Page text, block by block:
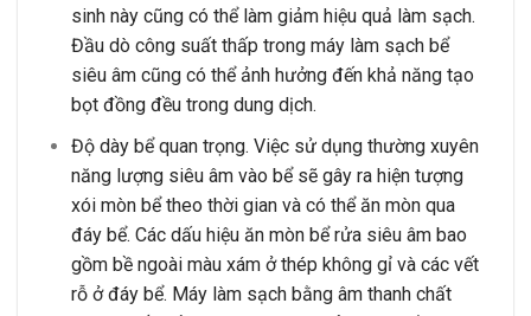
sinh này cũng có thể làm giảm hiệu quả làm sạch.
Đầu dò công suất thấp trong máy làm sạch bể
siêu âm cũng có thể ảnh hưởng đến khả năng tạo
bọt đồng đều trong dung dịch.
Độ dày bể quan trọng. Việc sử dụng thường xuyên
năng lượng siêu âm vào bể sẽ gây ra hiện tượng
xói mòn bể theo thời gian và có thể ăn mòn qua
đáy bể. Các dấu hiệu ăn mòn bể rửa siêu âm bao
gồm bề ngoài màu xám ở thép không gỉ và các vết
rỗ ở đáy bể. Máy làm sạch bằng âm thanh chất